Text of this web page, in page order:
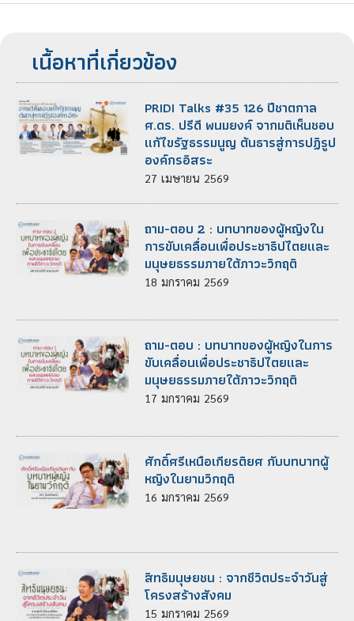
เนื้อหาที่เกี่ยวข้อง
PRIDI Talks #35 126 ปีชาตกาล
ศ.ดร. ปรีดี พนมยงค์ จากมติเห็นชอบ
แก้ไขรัฐธรรมนูญ ต้นธารสู่การปฏิรูป
องค์กรอิสระ
27 เมษายน 2569
ถาม-ตอบ 2 : บทบาทของผู้หญิงใน
การขับเคลื่อนเพื่อประชาธิปไตยและ
มนุษยธรรมภายใต้ภาวะวิกฤติ
18 มกราคม 2569
ถาม-ตอบ : บทบาทของผู้หญิงในการ
ขับเคลื่อนเพื่อประชาธิปไตยและ
มนุษยธรรมภายใต้ภาวะวิกฤติ
17 มกราคม 2569
ศักดิ์ศรีเหนือเกียรติยศ กับบทบาทผู้
หญิงในยามวิกฤติ
16 มกราคม 2569
สิทธิมนุษยชน : จากชีวิตประจำวันสู่
โครงสร้างสังคม
15 มกราคม 2569